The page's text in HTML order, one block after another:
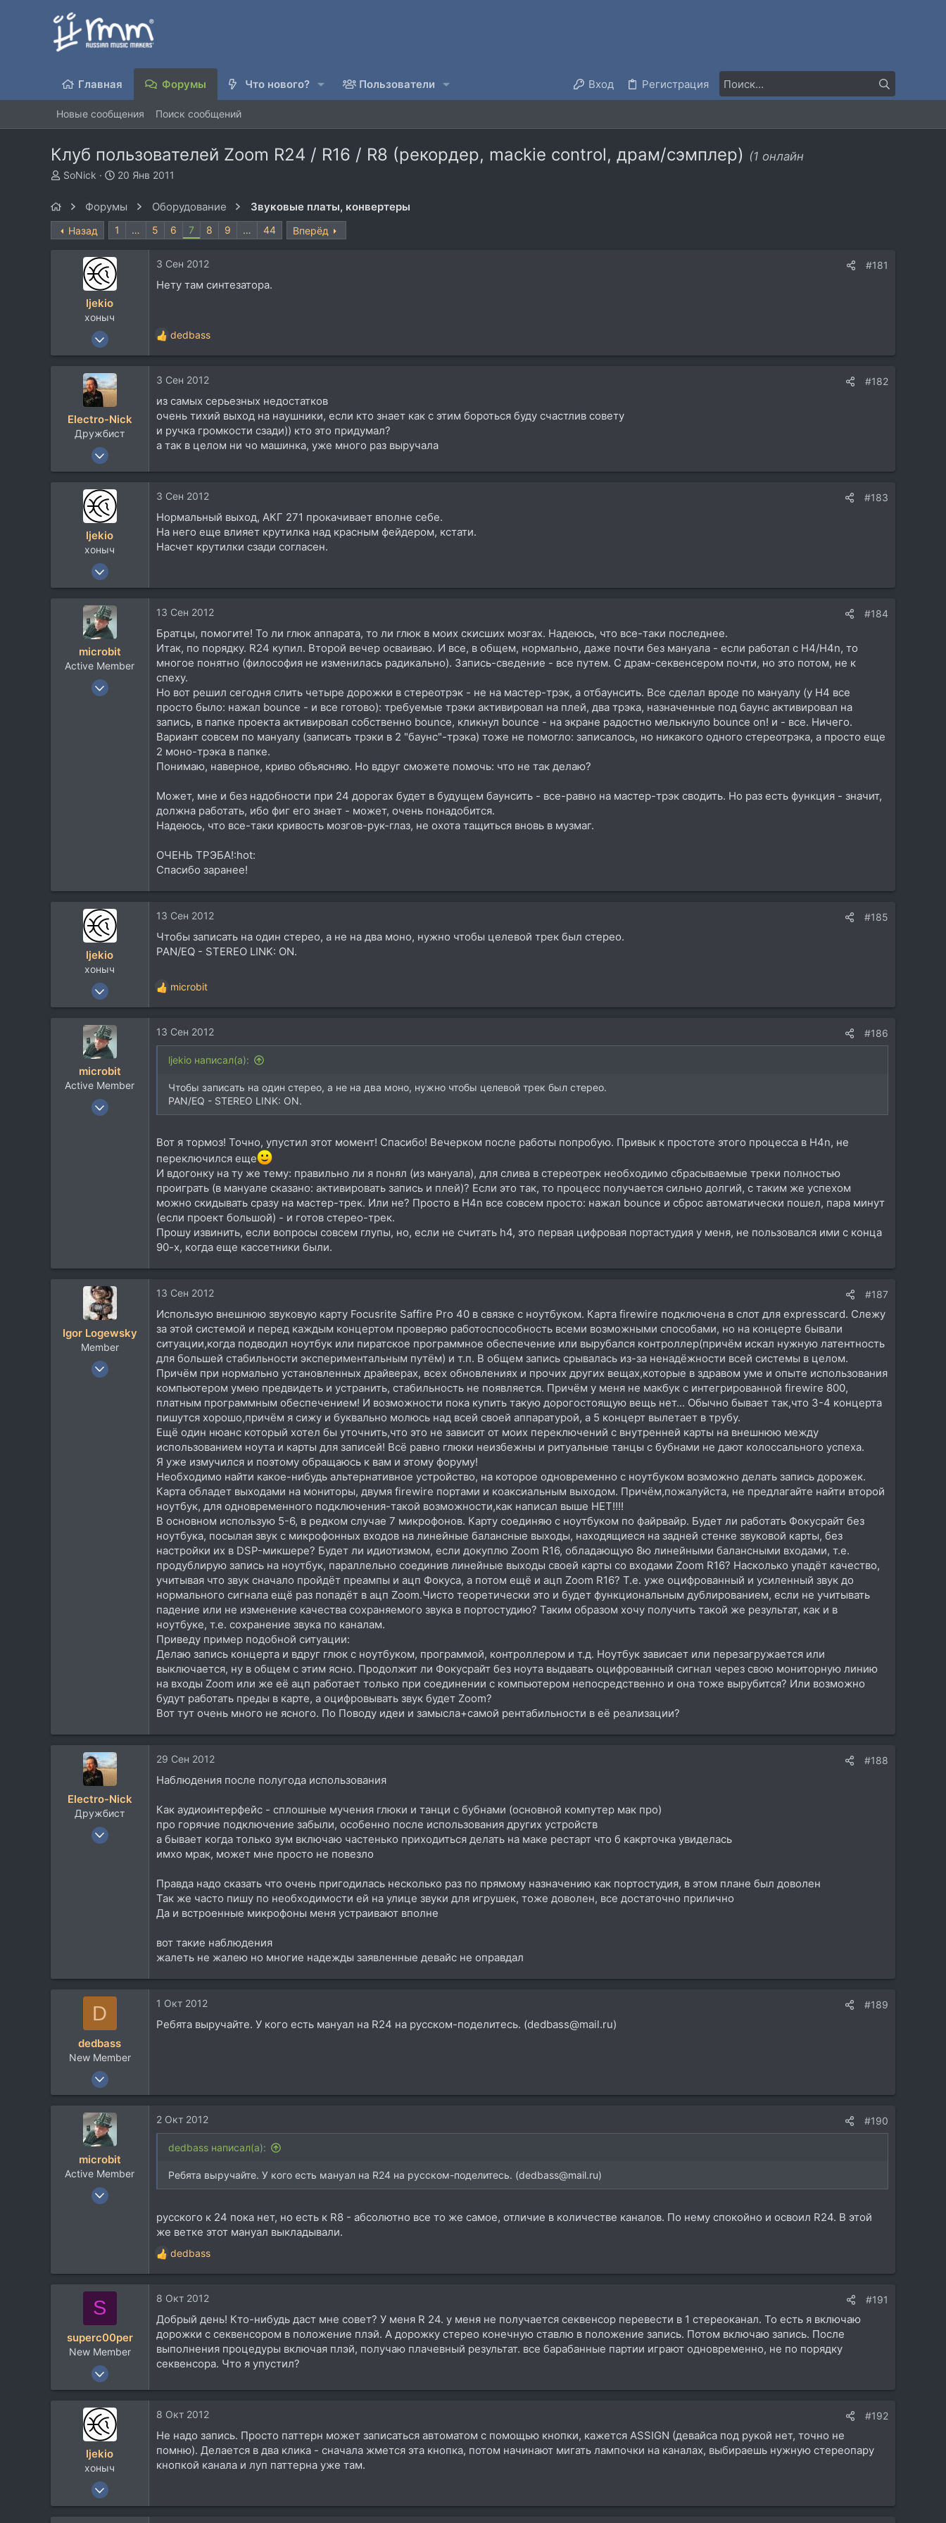
Главная Форумы Что нового? Пользователи Вход Регистрация
Новые сообщения Поиск сообщений
Клуб пользователей Zoom R24 / R16 / R8 (рекордер, mackie control, драм/сэмплер) (1 онлайн
А
р
т
SoNick
Д
а
н
а
20 Янв 2011
Форумы Оборудование Звуковые платы, конвертеры
Назад 1 … 5 6 7 8 9 … 44 Вперёд
ljekio
хоныч
11 Дек 2007
Toksova
3 Сен 2012 #181
Нету там синтезатора.
Р
е
к
и
и
:
dedbass
Electro-Nick
Дружбист
23 Июн 2005
3 Сен 2012 #182
из самых серьезных недостатков
очень тихий выход на наушники, если кто знает как с этим бороться буду счастлив совету
и ручка громкости сзади)) кто это придумал?
а так в целом ни чо машинка, уже много раз выручала
ljekio
хоныч
11 Дек 2007
Toksova
3 Сен 2012 #183
Нормальный выход, АКГ 271 прокачивает вполне себе.
На него еще влияет крутилка над красным фейдером, кстати.
Насчет крутилки сзади согласен.
microbit
Active Member
7 Сен 2011
13 Сен 2012 #184
Братцы, помогите! То ли глюк аппарата, то ли глюк в моих скисших мозгах. Надеюсь, что все-таки последнее.
Итак, по порядку. R24 купил. Второй вечер осваиваю. И все, в общем, нормально, даже почти без мануала - если работал с H4/H4n, то
многое понятно (философия не изменилась радикально). Запись-сведение - все путем. С драм-секвенсером почти, но это потом, не к
спеху.
Но вот решил сегодня слить четыре дорожки в стереотрэк - не на мастер-трэк, а отбаунсить. Все сделал вроде по мануалу (у H4 все
просто было: нажал bounce - и все готово): требуемые трэки активировал на плей, два трэка, назначенные под баунс активировал на
запись, в папке проекта активировал собственно bounce, кликнул bounce - на экране радостно мелькнуло bounce on! и - все. Ничего.
Вариант совсем по мануалу (записать трэки в 2 "баунс"-трэка) тоже не помогло: записалось, но никакого одного стереотрэка, а просто еще
2 моно-трэка в папке.
Понимаю, наверное, криво объясняю. Но вдруг сможете помочь: что не так делаю?
Может, мне и без надобности при 24 дорогах будет в будущем баунсить - все-равно на мастер-трэк сводить. Но раз есть функция - значит,
должна работать, ибо фиг его знает - может, очень понадобится.
Надеюсь, что все-таки кривость мозгов-рук-глаз, не охота тащиться вновь в музмаг.
ОЧЕНЬ ТРЭБА!:hot:
Спасибо заранее!
ljekio
хоныч
11 Дек 2007
Toksova
13 Сен 2012 #185
Чтобы записать на один стерео, а не на два моно, нужно чтобы целевой трек был стерео.
PAN/EQ - STEREO LINK: ON.
Р
е
к
ц
microbit
microbit
Active Member
7 Сен 2011
13 Сен 2012 #186
ljekio написал(а):
Чтобы записать на один стерео, а не на два моно, нужно чтобы целевой трек был стерео.
PAN/EQ - STEREO LINK: ON.
Вот я тормоз! Точно, упустил этот момент! Спасибо! Вечерком после работы попробую. Привык к простоте этого процесса в H4n, не
переключился еще
И вдогонку на ту же тему: правильно ли я понял (из мануала), для слива в стереотрек необходимо сбрасываемые треки полностью
проиграть (в мануале сказано: активировать запись и плей)? Если это так, то процесс получается сильно долгий, с таким же успехом
можно скидывать сразу на мастер-трек. Или не? Просто в H4n все совсем просто: нажал bounce и сброс автоматически пошел, пара минут
(если проект большой) - и готов стерео-трек.
Прошу извинить, если вопросы совсем глупы, но, если не считать h4, это первая цифровая портастудия у меня, не пользовался ими с конца
90-х, когда еще кассетники были.
Igor Logewsky
Member
24 Июл 2011
13 Сен 2012 #187
Использую внешнюю звуковую карту Focusrite Saffire Pro 40 в связке с ноутбуком. Карта firewire подключена в слот для expresscard. Слежу
за этой системой и перед каждым концертом проверяю работоспособность всеми возможными способами, но на концерте бывали
ситуации,когда подводил ноутбук или пиратское программное обеспечение или вырубался контроллер(причём искал нужную латентность
для большей стабильности экспериментальным путём) и т.п. В общем запись срывалась из-за ненадёжности всей системы в целом.
Причём при нормально установленных драйверах, всех обновлениях и прочих других вещах,которые в здравом уме и опыте использования
компьютером умею предвидеть и устранить, стабильность не появляется. Причём у меня не макбук с интегрированной firewire 800,
платным программным обеспечением! И возможности пока купить такую дорогостоящую вещь нет... Обычно бывает так,что 3-4 концерта
пишутся хорошо,причём я сижу и буквально молюсь над всей своей аппаратурой, а 5 концерт вылетает в трубу.
Ещё один нюанс который хотел бы уточнить,что это не зависит от моих переключений с внутренней карты на внешнюю между
использованием ноута и карты для записей! Всё равно глюки неизбежны и ритуальные танцы с бубнами не дают колоссального успеха.
Я уже измучился и поэтому обращаюсь к вам и этому форуму!
Необходимо найти какое-нибудь альтернативное устройство, на которое одновременно с ноутбуком возможно делать запись дорожек.
Карта обладет выходами на мониторы, двумя firewire портами и коаксиальным выходом. Причём,пожалуйста, не предлагайте найти второй
ноутбук, для одновременного подключения-такой возможности,как написал выше НЕТ!!!!
В основном использую 5-6, в редком случае 7 микрофонов. Карту соединяю с ноутбуком по файрвайр. Будет ли работать Фокусрайт без
ноутбука, посылая звук с микрофонных входов на линейные балансные выходы, находящиеся на задней стенке звуковой карты, без
настройки их в DSP-микшере? Будет ли идиотизмом, если докуплю Zoom R16, обладающую 8ю линейными балансными входами, т.е.
продублирую запись на ноутбук, параллельно соединив линейные выходы своей карты со входами Zoom R16? Насколько упадёт качество,
учитывая что звук сначало пройдёт преампы и ацп Фокуса, а потом ещё и ацп Zoom R16? Т.е. уже оцифрованный и усиленный звук до
нормального сигнала ещё раз попадёт в ацп Zoom.Чисто теоретически это и будет функциональным дублированием, если не учитывать
падение или не изменение качества сохраняемого звука в портостудию? Таким образом хочу получить такой же результат, как и в
ноутбуке, т.е. сохранение звука по каналам.
Приведу пример подобной ситуации:
Делаю запись концерта и вдруг глюк с ноутбуком, программой, контроллером и т.д. Ноутбук зависает или перезагружается или
выключается, ну в общем с этим ясно. Продолжит ли Фокусрайт без ноута выдавать оцифрованный сигнал через свою мониторную линию
на входы Zoom или же её ацп работает только при соединении с компьютером непосредственно и она тоже вырубится? Или возможно
будут работать преды в карте, а оцифровывать звук будет Zoom?
Вот тут очень много не ясного. По Поводу идеи и замысла+самой рентабильности в её реализации?
Electro-Nick
Дружбист
23 Июн 2005
29 Сен 2012 #188
Наблюдения после полугода использования
Как аудиоинтерфейс - сплошные мучения глюки и танци с бубнами (основной компутер мак про)
про горячие подключение забыли, особенно после использования других устройств
а бывает когда только зум включаю частенько приходиться делать на маке рестарт что б какрточка увиделась
имхо мрак, может мне просто не повезло
Правда надо сказать что очень пригодилась несколько раз по прямому назначению как портостудия, в этом плане был доволен
Так же часто пишу по необходимости ей на улице звуки для игрушек, тоже доволен, все достаточно прилично
Да и встроенные микрофоны меня устраивают вполне
вот такие наблюдения
жалеть не жалею но многие надежды заявленные девайс не оправдал
D
dedbass
New Member
24 Июн 2012
5
1 Окт 2012 #189
Ребята выручайте. У кого есть мануал на R24 на русском-поделитесь. (dedbass@mail.ru)
microbit
Active Member
7 Сен 2011
eugenekha.blogspot.ru
2 Окт 2012 #190
dedbass написал(а):
Ребята выручайте. У кого есть мануал на R24 на русском-поделитесь. (dedbass@mail.ru)
русского к 24 пока нет, но есть к R8 - абсолютно все то же самое, отличие в количестве каналов. По нему спокойно и освоил R24. В этой
же ветке этот мануал выкладывали.
Р
е
к
и
и
:
dedbass
S
superc00per
New Member
28 Дек 2011
8 Окт 2012 #191
Добрый день! Кто-нибудь даст мне совет? У меня R 24. у меня не получается секвенсор перевести в 1 стереоканал. То есть я включаю
дорожки с секвенсором в положение плэй. А дорожку стерео конечную ставлю в положение запись. Потом включаю запись. После
выполнения процедуры включая плэй, получаю плачевный результат. все барабанные партии играют одновременно, не по порядку
секвенсора. Что я упустил?
ljekio
хоныч
11 Дек 2007
8 Окт 2012 #192
Не надо запись. Просто паттерн может записаться автоматом с помощью кнопки, кажется ASSIGN (девайса под рукой нет, точно не
помню). Делается в два клика - сначала жмется эта кнопка, потом начинают мигать лампочки на каналах, выбираешь нужную стереопару
кнопкой канала и луп паттерна уже там.